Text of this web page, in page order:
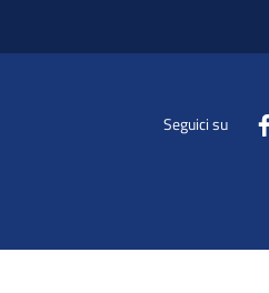
Seguici su